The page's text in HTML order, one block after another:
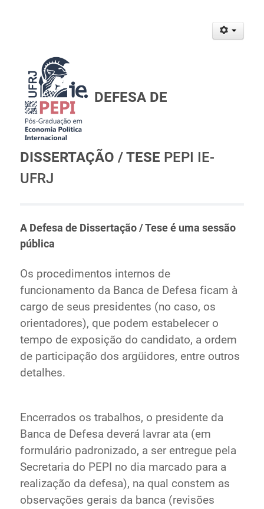
DEFESA DE
DISSERTAÇÃO / TESE PEPI IE-
UFRJ
A Defesa de Dissertação / Tese é uma sessão
pública
Os procedimentos internos de
funcionamento da Banca de Defesa ficam à
cargo de seus presidentes (no caso, os
orientadores), que podem estabelecer o
tempo de exposição do candidato, a ordem
de participação dos argüidores, entre outros
detalhes.
Encerrados os trabalhos, o presidente da
Banca de Defesa deverá lavrar ata (em
formulário padronizado, a ser entregue pela
Secretaria do PEPI no dia marcado para a
realização da defesa), na qual constem as
observações gerais da banca (revisões